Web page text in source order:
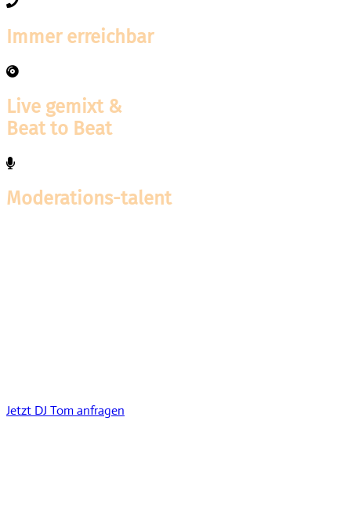
Immer erreichbar
Live gemixt &
Beat to Beat
Moderations-talent
Jetzt DJ Tom anfragen